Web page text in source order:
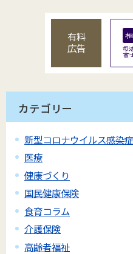
有料
広告
カテゴリー
新型コロナウイルス感染症
医療
健康づくり
国民健康保険
食育コラム
介護保険
高齢者福祉